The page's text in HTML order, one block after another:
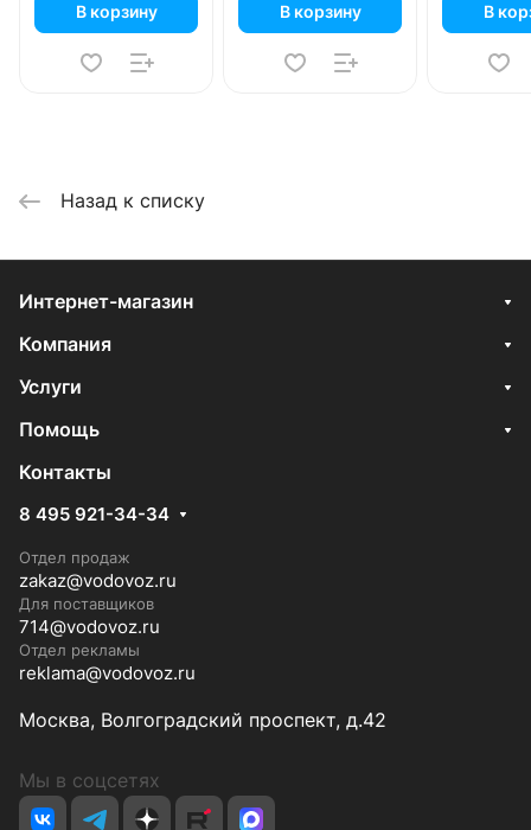
В корзину В корзину В
Назад к списку
Интернет-магазин
Компания
Услуги
Помощь
Контакты
8 495 921-34-34
Отдел продаж
zakaz@vodovoz.ru
Для поставщиков
714@vodovoz.ru
Отдел рекламы
reklama@vodovoz.ru
Москва, Волгоградский проспект, д.42
Мы в соцсетях